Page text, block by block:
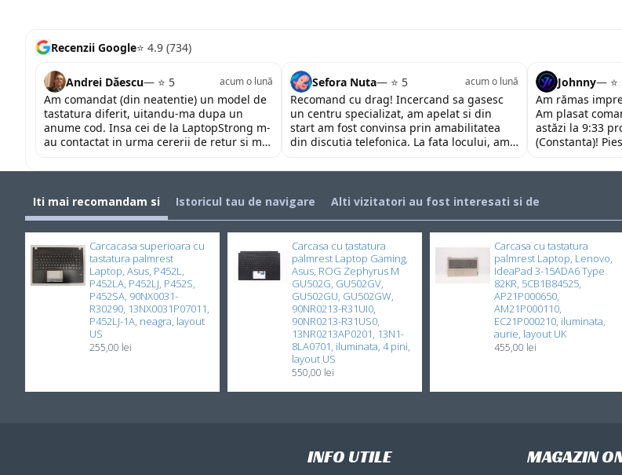
Recenzii Google⭐ 4.9 (734)
Andrei Dăescu— ⭐ 5 acum o lună
Am comandat (din neatentie) un model de
tastatura diferit, uitandu-ma dupa un
anume cod. Insa cei de la LaptopStrong m-
au contactat in urma cererii de retur si mi-
pentru repararea laptopului. Nu am ce
Sefora Nuta— ⭐ 5 acum o lună
Recomand cu drag! Incercand sa gasesc
un centru specializat, am apelat si din
start am fost convinsa prin amabilitatea
din discutia telefonica. La fata locului, am
priceperea personalului. Multumesc tare
Johnny— ⭐
Am rămas
Am plasat
astăzi la 9:33
(Constanta)!
preț foarte
Iti mai recomandam si Istoricul tau de navigare Alti vizitatori au fost interesati si de
Carcacasa superioara cu
tastatura palmrest
Laptop, Asus, P452L,
P452LA, P452LJ, P452S,
P452SA, 90NX0031-
R30290, 13NX0031P07011,
P452LJ-1A, neagra, layout
US
255,00 lei
Carcasa cu tastatura
palmrest Laptop Gaming,
Asus, ROG Zephyrus M
GU502G, GU502GV,
GU502GU, GU502GW,
90NR0213-R31UI0,
90NR0213-R31US0,
13NR0213AP0201, 13N1-
8LA0701, iluminata, 4 pini,
layout US
550,00 lei
Carcasa cu tastatura
palmrest Laptop, Lenovo,
IdeaPad 3-15ADA6 Type
82KR, 5CB1B84525,
AP21P000650,
AM21P000110,
EC21P000210, iluminata,
aurie, layout UK
455,00 lei
INFO UTILE MAGAZIN